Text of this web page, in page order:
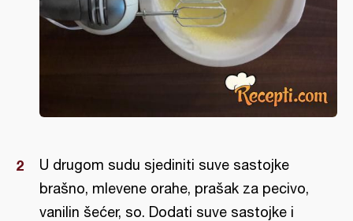
U drugom sudu sjediniti suve sastojke
brašno, mlevene orahe, prašak za pecivo,
vanilin šećer, so. Dodati suve sastojke i